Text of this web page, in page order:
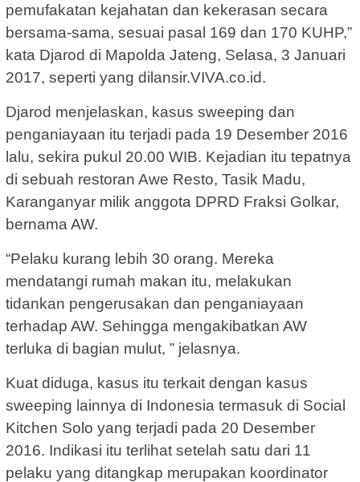
pemufakatan kejahatan dan kekerasan secara
bersama-sama, sesuai pasal 169 dan 170 KUHP,”
kata Djarod di Mapolda Jateng, Selasa, 3 Januari
2017, seperti yang dilansir.VIVA.co.id.
Djarod menjelaskan, kasus sweeping dan
penganiayaan itu terjadi pada 19 Desember 2016
lalu, sekira pukul 20.00 WIB. Kejadian itu tepatnya
di sebuah restoran Awe Resto, Tasik Madu,
Karanganyar milik anggota DPRD Fraksi Golkar,
bernama AW.
“Pelaku kurang lebih 30 orang. Mereka
mendatangi rumah makan itu, melakukan
tidankan pengerusakan dan penganiayaan
terhadap AW. Sehingga mengakibatkan AW
terluka di bagian mulut, ” jelasnya.
Kuat diduga, kasus itu terkait dengan kasus
sweeping lainnya di Indonesia termasuk di Social
Kitchen Solo yang terjadi pada 20 Desember
2016. Indikasi itu terlihat setelah satu dari 11
pelaku yang ditangkap merupakan koordinator